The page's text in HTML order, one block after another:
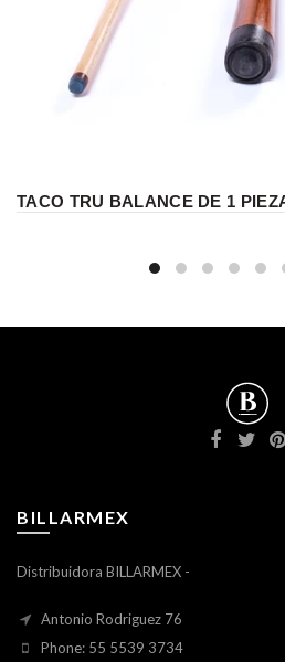
TACO TRU BALANCE DE 1
BILLARMEX
Distribuidora BILLARMEX -
Antonio Rodriguez 76
Phone: 55 5539 3734